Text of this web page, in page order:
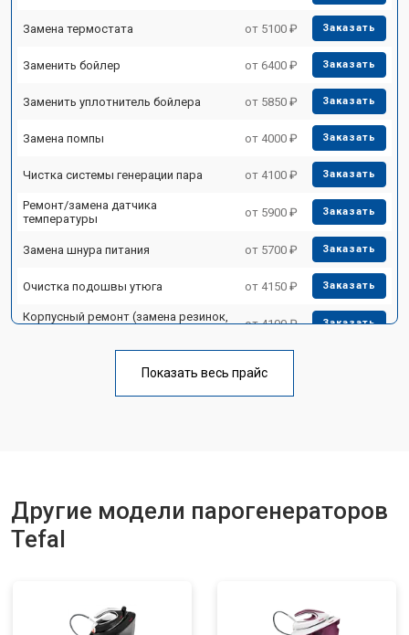
Замена термостата от 5100 ₽ Заказать
Заменить бойлер от 6400 ₽ Заказать
Заменить уплотнитель бойлера от 5850 ₽ Заказать
Замена помпы от 4000 ₽ Заказать
Чистка системы генерации пара от 4100 ₽ Заказать
Ремонт/замена датчика
температуры
от 5900 ₽ Заказать
Замена шнура питания от 5700 ₽ Заказать
Очистка подошвы утюга от 4150 ₽ Заказать
Корпусный ремонт (замена резинок,
от 4100 ₽ Заказать
Замена клапана давления от 5850 ₽
Показать весь прайс
Другие модели парогенераторов
Tefal